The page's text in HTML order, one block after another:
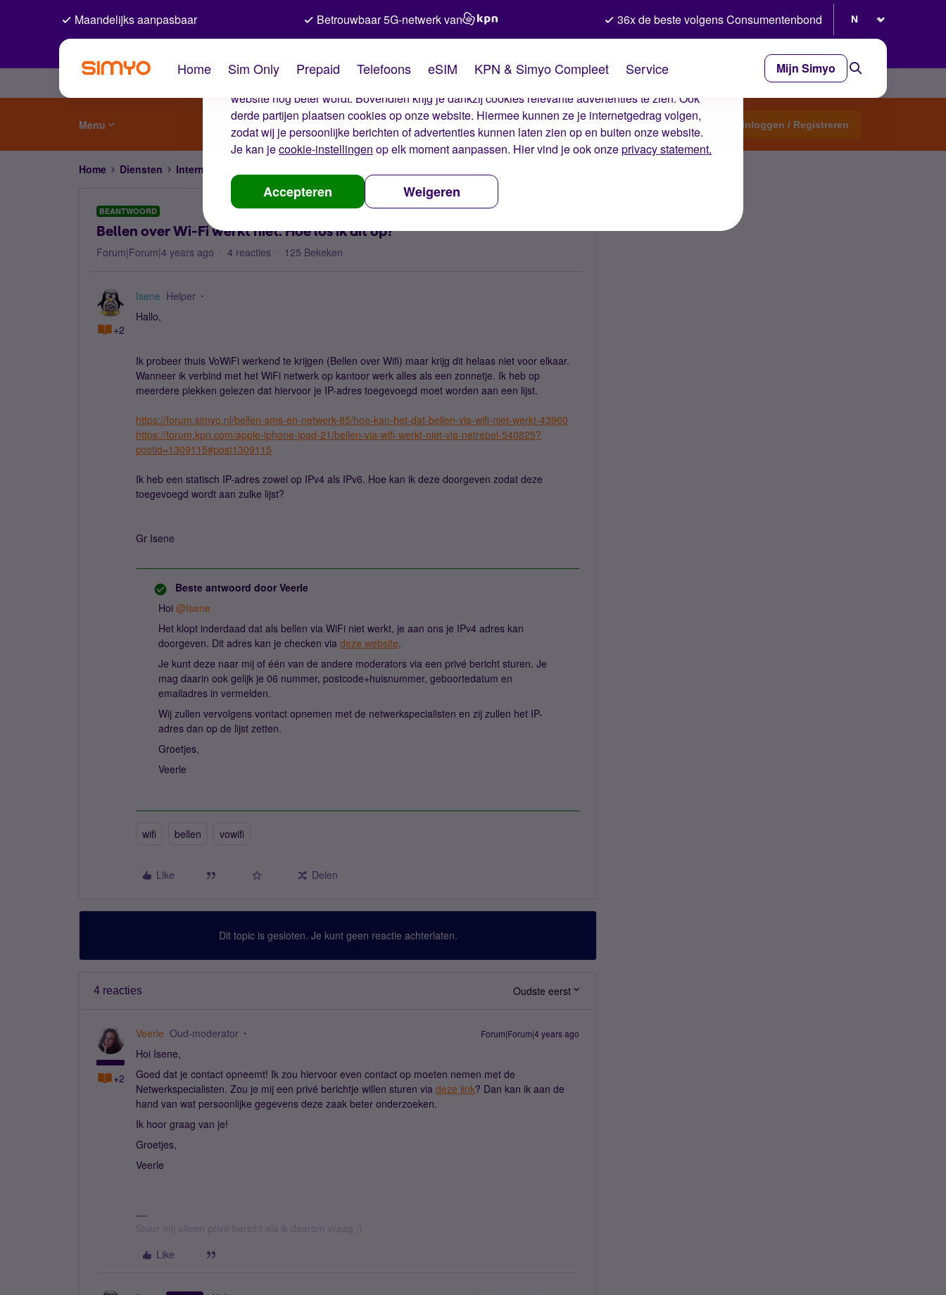
De cookies van Simyo
Wij gebruiken cookies op onze website. Met deze cookies zorgen wij ervoor dat je ervaring op de
website nog beter wordt. Bovendien krijg je dankzij cookies relevante advertenties te zien. Ook
derde partijen plaatsen cookies op onze website. Hiermee kunnen ze je internetgedrag volgen,
zodat wij je persoonlijke berichten of advertenties kunnen laten zien op en buiten onze website.
Je kan jecookie-instellingen op elk moment aanpassen. Hier vind je ook onzeprivacy statement.
Accepteren Weigeren
Maandelijks aanpasbaar Betrouwbaar 5G-netwerk van 36x de beste volgens Consumentenbond
Home Sim Only Prepaid Telefoons eSIM KPN & Simyo Compleet Service Mijn Simyo
Menu Start een topic Inloggen / Registreren
Home Diensten Internet, 4G en 5G
BEANTWOORD
Bellen over Wi-Fi werkt niet. Hoe los ik dit op?
Forum|Forum|4 years ago 4 reacties 125 Bekeken
+2
Isene Helper
Hallo,
Ik probeer thuis VoWiFi werkend te krijgen (Bellen over Wifi) maar krijg dit helaas niet voor elkaar.
Wanneer ik verbind met het WiFi netwerk op kantoor werk alles als een zonnetje. Ik heb op
meerdere plekken gelezen dat hiervoor je IP-adres toegevoegd moet worden aan een lijst.
https://forum.simyo.nl/bellen-sms-en-netwerk-85/hoe-kan-het-dat-bellen-via-wifi-niet-werkt-43960
https://forum.kpn.com/apple-iphone-ipad-21/bellen-via-wifi-werkt-niet-via-netrebel-540825?
postid=1309115#post1309115
Ik heb een statisch IP-adres zowel op IPv4 als IPv6. Hoe kan ik deze doorgeven zodat deze
toegevoegd wordt aan zulke lijst?
Gr Isene
Beste antwoord door Veerle
Hoi @Isene
Het klopt inderdaad dat als bellen via WiFi niet werkt, je aan ons je IPv4 adres kan
doorgeven. Dit adres kan je checken via deze website.
Je kunt deze naar mij of één van de andere moderators via een privé bericht sturen. Je
mag daarin ook gelijk je 06 nummer, postcode+huisnummer, geboortedatum en
emailadres in vermelden.
Wij zullen vervolgens vontact opnemen met de netwerkspecialisten en zij zullen het IP-
adres dan op de lijst zetten.
Groetjes,
Veerle
wifi bellen vowifi
Like Delen
Dit topic is gesloten. Je kunt geen reactie achterlaten.
4 reacties Oudste eerst
+2
Veerle Oud-moderator Forum|Forum|4 years ago
Hoi Isene,
Goed dat je contact opneemt! Ik zou hiervoor even contact op moeten nemen met de
Netwerkspecialisten. Zou je mij een privé berichtje willen sturen via deze link? Dan kan ik aan de
hand van wat persoonlijke gegevens deze zaak beter onderzoeken.
Ik hoor graag van je!
Groetjes,
Veerle
Stuur mij alleen privé bericht als ik daarom vraag :)
Like